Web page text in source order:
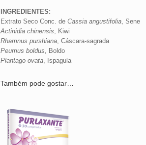
INGREDIENTES:
Extrato Seco Conc. de Cassia angustifolia, Sene
Actinidia chinensis, Kiwi
Rhamnus purshiana, Cáscara-sagrada
Peumus boldus, Boldo
Plantago ovata, Ispagula
Também pode gostar…